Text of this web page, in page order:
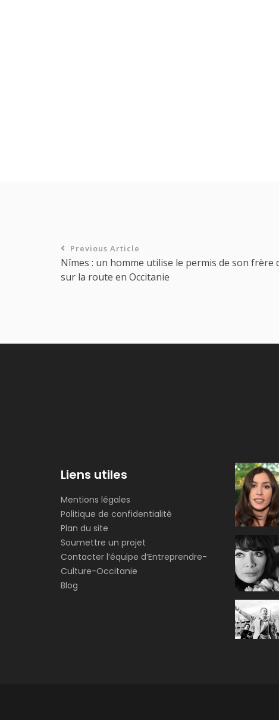
Previous Article
Nîmes : un homme utilise le permis de son
sur la route en Occitanie
Liens utiles
Mentions légales
Politique de confidentialité
Plan du site
Soumettre un projet
Contacter l’équipe d’Entreprendre-
Culture-Occitanie
Blog